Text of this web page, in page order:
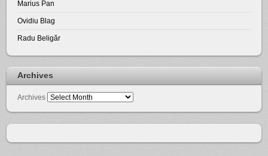
Marius Pan
Ovidiu Blag
Radu Beligăr
Archives
Archives